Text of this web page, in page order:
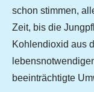
schon stimmen,
Zeit, bis die
Kohlendioxid aus
beeinträchtigte